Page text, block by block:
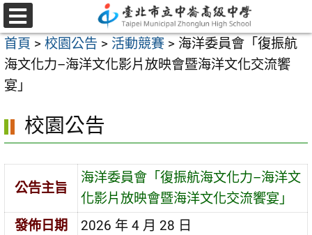
跳
至
主
要
內
區
選
單
首頁 > 校園公告 > 活動競賽 > 海洋委員會「復振航
海文化力–海洋文化影片放映會暨海洋文化交流饗
宴」
校園公告
公告主旨
海洋委員會「復振航海文化力–海洋文
化影片放映會暨海洋文化交流饗宴」
發佈日期
2026 年 4 月 28 日